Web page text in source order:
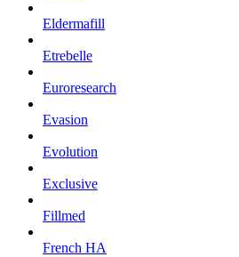
Eldermafill
Etrebelle
Euroresearch
Evasion
Evolution
Exclusive
Fillmed
French HA